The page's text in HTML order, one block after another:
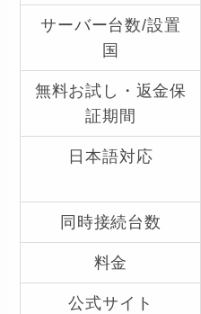
サーバー台数/設置
国
無料お試し・返金保
証期間
日本語対応
同時接続台数
料金
公式サイト